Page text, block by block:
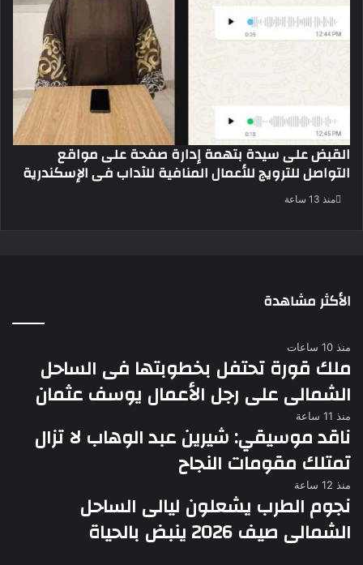
القبض على سيدة بتهمة إدارة صفحة على مواقع
التواصل للترويج للأعمال المنافية للآداب فى الإسكندرية
منذ 13 ساعة
الأكثر مشاهدة
منذ 10 ساعات
ملك قورة تحتفل بخطوبتها فى الساحل
الشمالى على رجل الأعمال يوسف عثمان
منذ 11 ساعة
ناقد موسيقي: شيرين عبد الوهاب لا تزال
تمتلك مقومات النجاح
منذ 12 ساعة
نجوم الطرب يشعلون ليالى الساحل
الشمالى صيف 2026 ينبض بالحياة